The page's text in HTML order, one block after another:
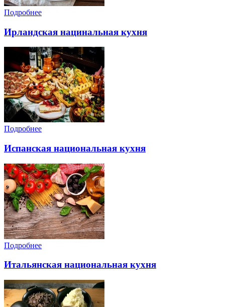
Подробнее
Ирландская нацинальная кухня
Подробнее
Испанская национальная кухня
Подробнее
Итальянская национальная кухня